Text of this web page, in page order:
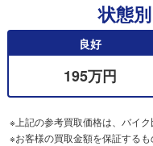
状態
良好
195万円
※上記の参考買取価格は、バイク
※お客様の買取金額を保証するも